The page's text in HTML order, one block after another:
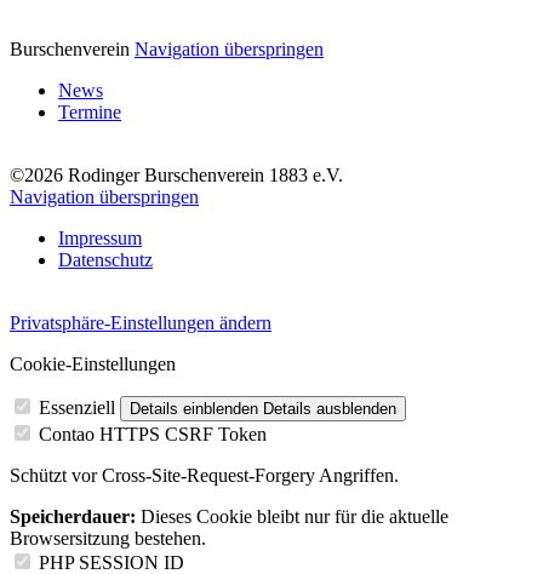
Burschenverein Navigation überspringen
News
Termine
©2026 Rodinger Burschenverein 1883 e.V.
Navigation überspringen
Impressum
Datenschutz
Privatsphäre-Einstellungen ändern
Cookie-Einstellungen
Essenziell Details einblenden Details ausblenden
Contao HTTPS CSRF Token
Schützt vor Cross-Site-Request-Forgery Angriffen.
Speicherdauer: Dieses Cookie bleibt nur für die aktuelle
Browsersitzung bestehen.
PHP SESSION ID